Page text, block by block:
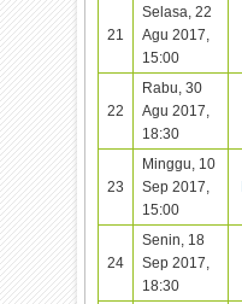
21
Selasa, 22
Agu 2017,
15:00
22
Rabu, 30
Agu 2017,
18:30
23
Minggu, 10
Sep 2017,
15:00
24
Senin, 18
Sep 2017,
18:30